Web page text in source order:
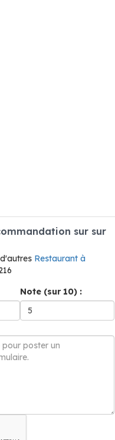
sur sur
Restaurant à
Note (sur 10) :